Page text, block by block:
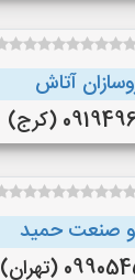
آتاش
(کرج)
صنعت حمید
(تهران)